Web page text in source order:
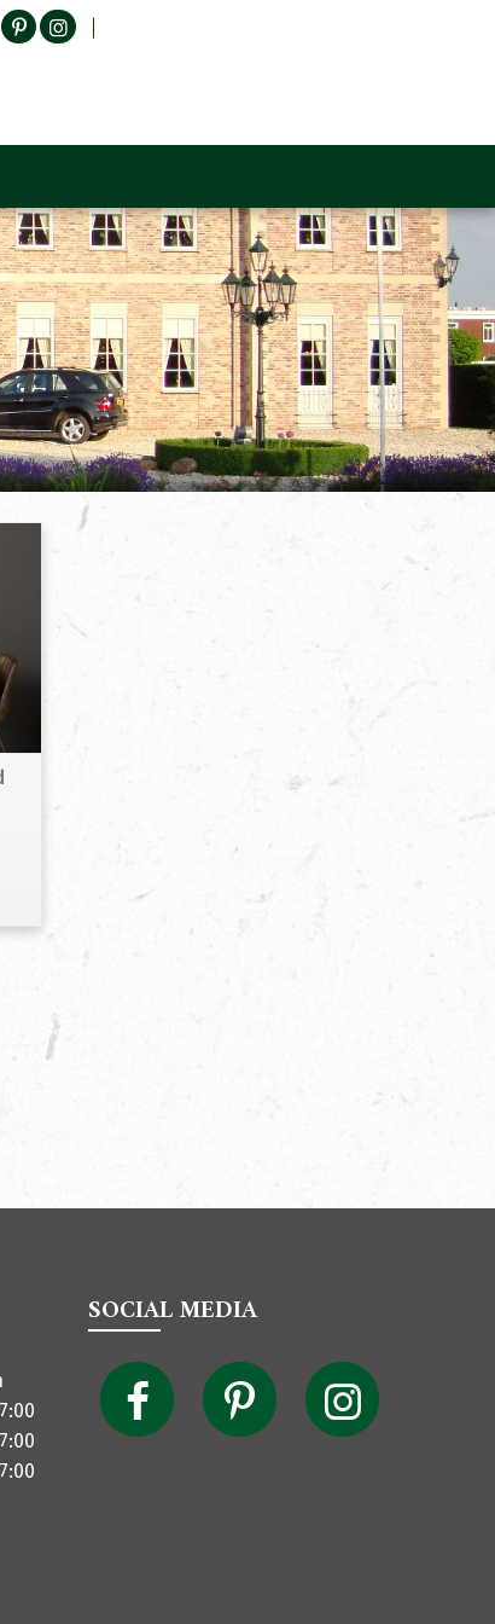
SOCIAL MEDIA